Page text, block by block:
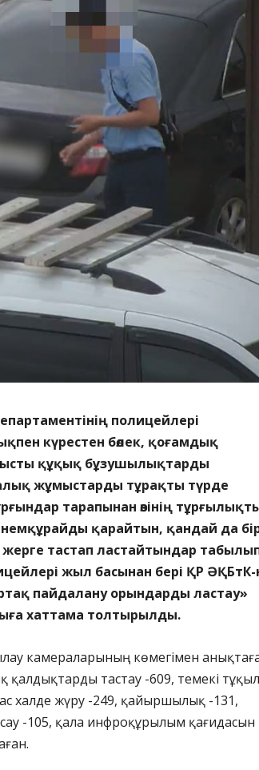
полицейлері
күрестен бөлек, қоғамдық
құқық бұзушылықтарды
жұмыстарды тұрақты түрде
тарапынан өзінің
қарайтын, қандай да
тастап ластайтындар
жыл басынан бері ҚР ӘҚБтК-
пайдалану орындарды ластау»
хаттама толтырылды.
камераларының көмегімен
тастау -609, темекі
халде жүру -249, қайыршылық -131,
-105, қала инфроқұрылым қағидасын